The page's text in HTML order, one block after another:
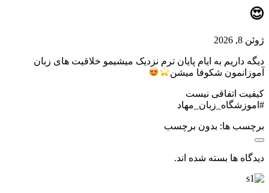
😍
ژوئن 8, 2026
دیگه داریم به ایام پایان ترم نزدیک میشیمو خلاقیت های زبان
آموزانمون شکوفا میشن
کیفیت اتفاقی نیست
#اموزشگاه_زبان_مهاد
برچسب ها: بدون برچسب
دیدگاه ها بسته شده اند.